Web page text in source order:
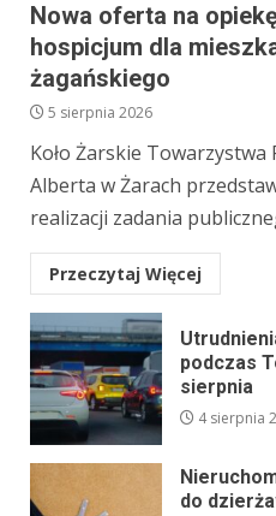
Nowa oferta na
hospicjum dla
żagańskiego
5 sierpnia 2026
Koło Żarskie Towarzystwa
Alberta w Żarach
realizacji zadania
Przeczytaj Więcej
podczas
sierpnia
4 sierpnia
do